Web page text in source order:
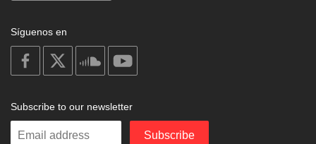
Síguenos en
on
facebook
soundcloud
Subscribe to our newsletter
Enter
Subscribe